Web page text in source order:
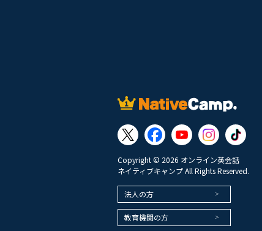
Copyright © 2026 オンライン英会話
ネイティブキャンプ All Rights Reserved.
法人の方
教育機関の方